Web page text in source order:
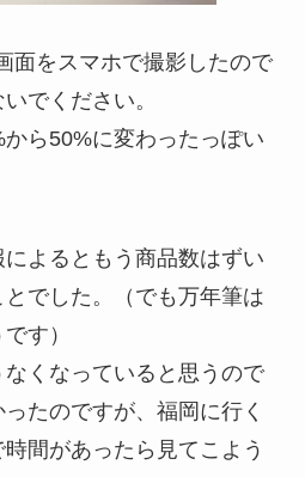
面をスマホで撮影したので
でください。
ら50%に変わったっぽい
よるともう商品数はずい
でした。（でも万年筆は
す）
くなっていると思うので
たのですが、福岡に行く
間があったら見てこよう